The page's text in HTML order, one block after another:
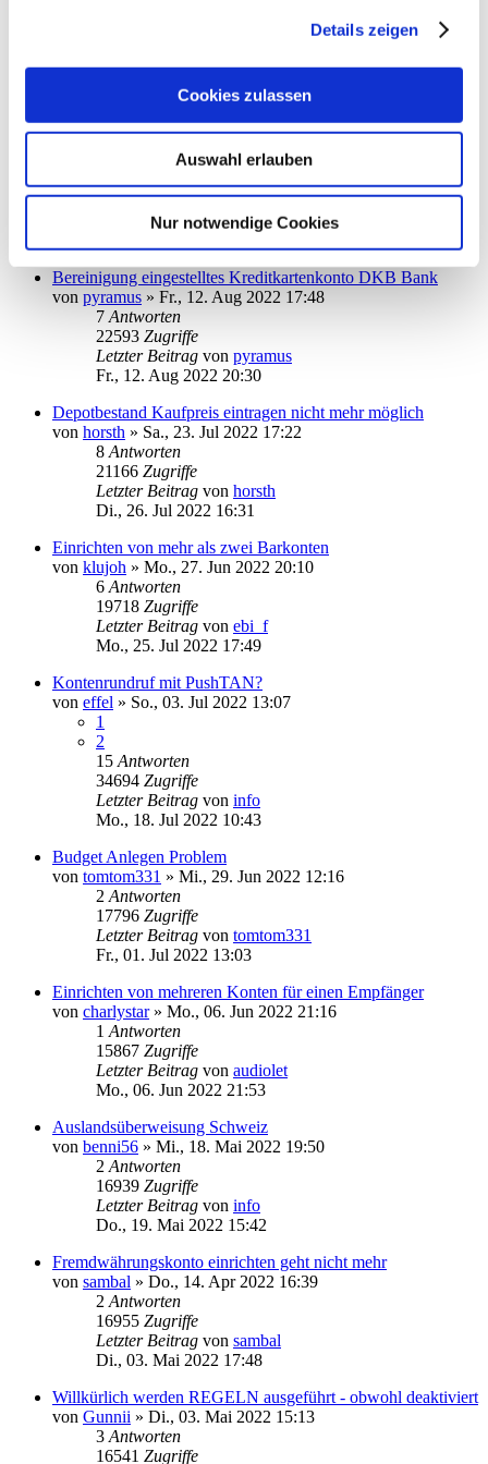
Details zeigen
Cookies zulassen
Auswahl erlauben
Nur notwendige Cookies
So., 28. Aug 2022 19:53
15708Zugriffe
Letzter Beitrag
von
audiolet
So., 28. Aug 2022 22:03
Fr., 05. Aug 2022 15:31
3Antworten
17092Zugriffe
Letzter Beitragvon10goto10
Bereinigung eingestelltes Kreditkartenkonto DKB Bank
von pyramus » Fr., 12. Aug 2022 17:48
7 Antworten
22593 Zugriffe
Letzter Beitrag von pyramus
Fr., 12. Aug 2022 20:30
Depotbestand Kaufpreis eintragen nicht mehr möglich
von horsth » Sa., 23. Jul 2022 17:22
8 Antworten
21166 Zugriffe
Letzter Beitrag von horsth
Di., 26. Jul 2022 16:31
Einrichten von mehr als zwei Barkonten
von klujoh » Mo., 27. Jun 2022 20:10
6 Antworten
19718 Zugriffe
Letzter Beitrag von ebi_f
Mo., 25. Jul 2022 17:49
Kontenrundruf mit PushTAN?
von effel » So., 03. Jul 2022 13:07
1
2
15 Antworten
34694 Zugriffe
Letzter Beitrag von info
Mo., 18. Jul 2022 10:43
Budget Anlegen Problem
von tomtom331 » Mi., 29. Jun 2022 12:16
2 Antworten
17796 Zugriffe
Letzter Beitrag von tomtom331
Fr., 01. Jul 2022 13:03
Einrichten von mehreren Konten für einen Empfänger
von charlystar» Mo., 06. Jun 2022 21:16
1 Antworten
15867 Zugriffe
Letzter Beitrag von audiolet
Mo., 06. Jun 2022 21:53
Auslandsüberweisung Schweiz
von benni56 » Mi., 18. Mai 2022 19:50
2 Antworten
16939 Zugriffe
Letzter Beitrag von info
Do., 19. Mai 2022 15:42
Fremdwährungskonto einrichten geht nicht mehr
von sambal » Do., 14. Apr 2022 16:39
2 Antworten
16955 Zugriffe
Letzter Beitrag von sambal
Di., 03. Mai 2022 17:48
Willkürlich werden REGELN ausgeführt - obwohl deaktiviert
von Gunnii » Di., 03. Mai 2022 15:13
3 Antworten
16541 Zugriffe